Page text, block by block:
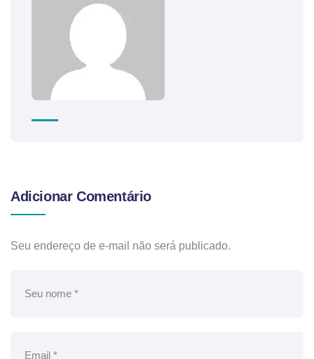
Adicionar Comentário
Seu endereço de e-mail não será publicado.